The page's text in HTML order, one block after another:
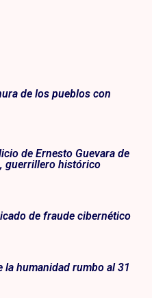
de los pueblos con
de Ernesto Guevara de
guerrillero histórico
de fraude cibernético
la humanidad rumbo al 31